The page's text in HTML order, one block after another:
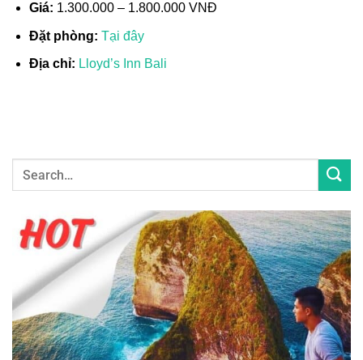
Giá: 1.300.000 – 1.800.000 VNĐ
Đặt phòng: Tại đây
Địa chỉ: Lloyd’s Inn Bali